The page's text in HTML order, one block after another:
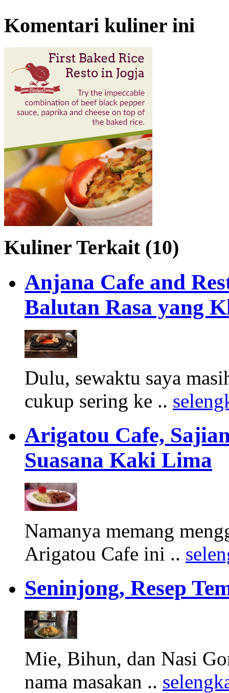
Komentari kuliner ini
Kuliner Terkait (10)
Anjana Cafe and
Balutan Rasa yang
Dulu, sewaktu saya
cukup sering ke ..
Arigatou Cafe,
Suasana Kaki Lima
Namanya memang
Arigatou Cafe ini ..
Seninjong, Resep
Mie, Bihun, dan Nasi
nama masakan ..